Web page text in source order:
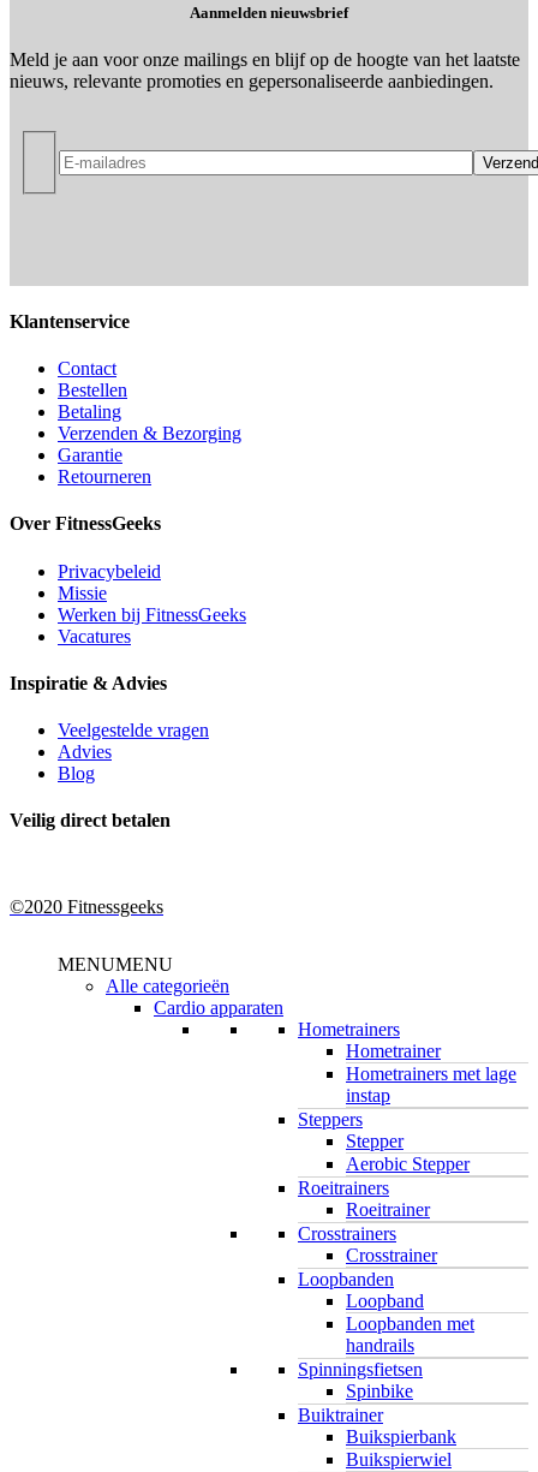
Aanmelden nieuwsbrief
Meld je aan voor onze mailings en blijf op de hoogte van het laatste
nieuws, relevante promoties en gepersonaliseerde aanbiedingen.
Klantenservice
Contact
Bestellen
Betaling
Verzenden & Bezorging
Garantie
Retourneren
Over FitnessGeeks
Privacybeleid
Missie
Werken bij FitnessGeeks
Vacatures
Inspiratie & Advies
Veelgestelde vragen
Advies
Blog
Veilig direct betalen
©2020 Fitnessgeeks
MENUMENU
Alle categorieën
Cardio apparaten
Hometrainers
Hometrainer
Hometrainers met lage
instap
Steppers
Stepper
Aerobic Stepper
Roeitrainers
Roeitrainer
Crosstrainers
Crosstrainer
Loopbanden
Loopband
Loopbanden met
handrails
Spinningsfietsen
Spinbike
Buiktrainer
Buikspierbank
Buikspierwiel